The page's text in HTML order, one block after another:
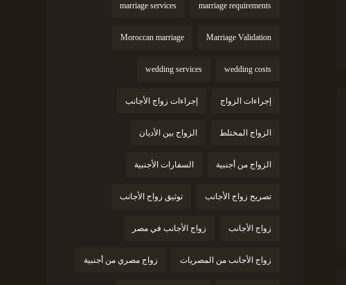
marriage requirements
marriage services
Marriage Validation
Moroccan marriage
wedding costs
wedding services
إجراءات الزواج إجراءات زواج الأجانب
الزواج المختلط الزواج بين الأديان
الزواج من أجنبية السفارات الأجنبية
تصريح زواج الأجانب توثيق زواج الأجانب
زواج الأجانب زواج الأجانب في مصر
زواج الأجانب من المصريات زواج مصري من أجنبية